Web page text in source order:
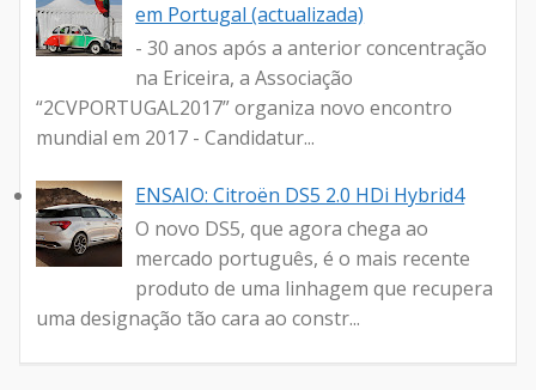
em Portugal (actualizada)
- 30 anos após a anterior concentração
na Ericeira, a Associação
“2CVPORTUGAL2017” organiza novo encontro
mundial em 2017 - Candidatur...
ENSAIO: Citroën DS5 2.0 HDi Hybrid4
O novo DS5, que agora chega ao
mercado português, é o mais recente
produto de uma linhagem que recupera
uma designação tão cara ao constr...